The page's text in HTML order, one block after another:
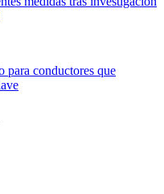
para conductores que